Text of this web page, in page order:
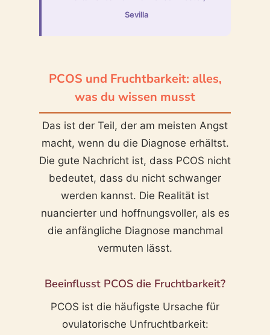
Sevilla
PCOS und Fruchtbarkeit: alles,
was du wissen musst
Das ist der Teil, der am meisten Angst
macht, wenn du die Diagnose erhältst.
Die gute Nachricht ist, dass PCOS nicht
bedeutet, dass du nicht schwanger
werden kannst. Die Realität ist
nuancierter und hoffnungsvoller, als es
die anfängliche Diagnose manchmal
vermuten lässt.
Beeinflusst PCOS die Fruchtbarkeit?
PCOS ist die häufigste Ursache für
ovulatorische Unfruchtbarkeit: